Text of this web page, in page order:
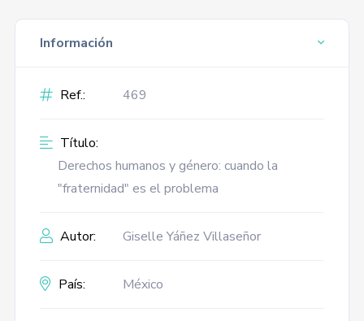
Información
Ref.: 469
Título:
Derechos humanos y género: cuando la
"fraternidad" es el problema
Autor: Giselle Yáñez Villaseñor
País: México